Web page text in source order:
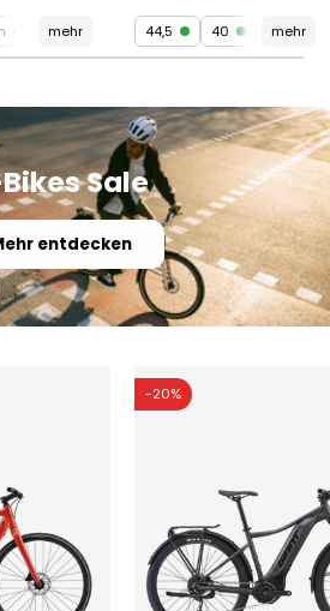
mehr 44,5 40 mehr
Sale
entdecken
-20%